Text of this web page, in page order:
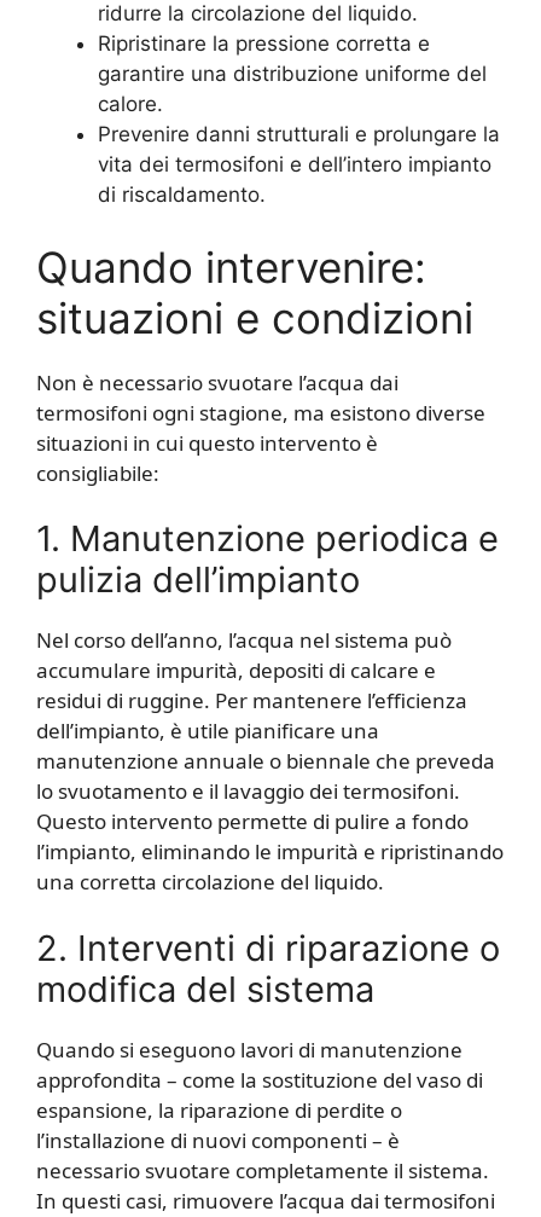
ridurre la circolazione del liquido.
Ripristinare la pressione corretta e
garantire una distribuzione uniforme del
calore.
Prevenire danni strutturali e prolungare la
vita dei termosifoni e dell’intero impianto
di riscaldamento.
Quando intervenire:
situazioni e condizioni
Non è necessario svuotare l’acqua dai
termosifoni ogni stagione, ma esistono diverse
situazioni in cui questo intervento è
consigliabile:
1. Manutenzione periodica e
pulizia dell’impianto
Nel corso dell’anno, l’acqua nel sistema può
accumulare impurità, depositi di calcare e
residui di ruggine. Per mantenere l’efficienza
dell’impianto, è utile pianificare una
manutenzione annuale o biennale che preveda
lo svuotamento e il lavaggio dei termosifoni.
Questo intervento permette di pulire a fondo
l’impianto, eliminando le impurità e ripristinando
una corretta circolazione del liquido.
2. Interventi di riparazione o
modifica del sistema
Quando si eseguono lavori di manutenzione
approfondita – come la sostituzione del vaso di
espansione, la riparazione di perdite o
l’installazione di nuovi componenti – è
necessario svuotare completamente il sistema.
In questi casi, rimuovere l’acqua dai termosifoni